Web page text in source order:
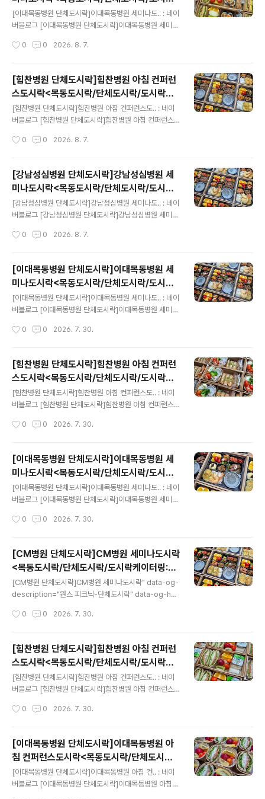
케이터링:원스피크닉>
[이대목동병원 단체도시락]이대목동병원 세미나도.. : 네이
버블로그 [이대목동병원 단체도시락]이대목동병원 세미나
0 0 2026. 8. 7.
[힘찬병원 단체도시락]힘찬병원 아침 컨퍼런
스도시락<목동도시락/단체도시락/도시락케
이터링:원스피크닉>
[힘찬병원 단체도시락]힘찬병원 아침 컨퍼런스도.. : 네이
버블로그 [힘찬병원 단체도시락]힘찬병원 아침 컨퍼런스
0 0 2026. 8. 7.
[강남성심병원 단체도시락]강남성심병원 세
미나도시락<목동도시락/단체도시락/도시락
케이터링:원스피크닉>
[강남성심병원 단체도시락]강남성심병원 세미나도.. : 네이
버블로그 [강남성심병원 단체도시락]강남성심병원 세미나
0 0 2026. 8. 7.
[이대목동병원 단체도시락]이대목동병원 세
미나도시락<목동도시락/단체도시락/도시락
케이터링:원스피크닉>
[이대목동병원 단체도시락]이대목동병원 세미나도.. : 네이
버블로그 [이대목동병원 단체도시락]이대목동병원 세미나
0 0 2026. 7. 30.
[힘찬병원 단체도시락]힘찬병원 아침 컨퍼런
스도시락<목동도시락/단체도시락/도시락케
이터링:원스피크닉>
[힘찬병원 단체도시락]힘찬병원 아침 컨퍼런스도.. : 네이
버블로그 [힘찬병원 단체도시락]힘찬병원 아침 컨퍼런스
0 0 2026. 7. 30.
[이대목동병원 단체도시락]이대목동병원 세
미나도시락<목동도시락/단체도시락/도시락
케이터링:원스피크닉>
[이대목동병원 단체도시락]이대목동병원 세미나도.. : 네이
버블로그 [이대목동병원 단체도시락]이대목동병원 세미나
0 0 2026. 7. 30.
[CM병원 단체도시락]CM병원 세미나도시락
<목동도시락/단체도시락/도시락케이터링:원
스피크닉>
[CM병원 단체도시락]CM병원 세미나도시락" data-og-
description="원스 피크닉-단체도시락" data-og-hos
s://blog.naver.com/ksjyhoon/224362902602" d
24362902602" data-og-image="https://scrap.
kakaocdn.net/dn/UP3hh/dJMb9b359wV/eIg6d5
8nalAuaXoNdFFxFk/img.jpg?width=743&height
=557&face=0_0_743_557"> [CM병원 단체도시락]
CM병원 세미나도시락원스 피크닉-단체도시락blog.nav
0 0 2026. 7. 30.
[힘찬병원 단체도시락]힘찬병원 아침 컨퍼런
스도시락<목동도시락/단체도시락/도시락케
이터링:원스피크닉>
[힘찬병원 단체도시락]힘찬병원 아침 컨퍼런스도.. : 네이
버블로그 [힘찬병원 단체도시락]힘찬병원 아침 컨퍼런스
0 0 2026. 7. 30.
[이대목동병원 단체도시락]이대목동병원 아
침 컨퍼런스도시락<목동도시락/단체도시락/
도시락케이터링:원스피크닉>
[이대목동병원 단체도시락]이대목동병원 아침 컨.. : 네이
버블로그 [이대목동병원 단체도시락]이대목동병원 아침